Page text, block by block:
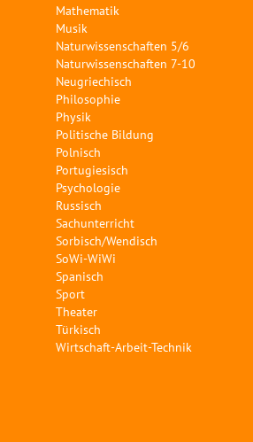
Mathematik
Musik
Naturwissenschaften 5/6
Naturwissenschaften 7-10
Neugriechisch
Philosophie
Physik
Politische Bildung
Polnisch
Portugiesisch
Psychologie
Russisch
Sachunterricht
Sorbisch/Wendisch
SoWi-WiWi
Spanisch
Sport
Theater
Türkisch
Wirtschaft-Arbeit-Technik